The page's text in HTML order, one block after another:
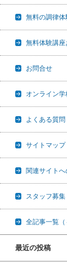
無料の調律
無料体験講
お問合せ
オンライン
よくある質問
サイトマップ
関連サイトへ
スタッフ募集
全記事一覧（
最近の投稿